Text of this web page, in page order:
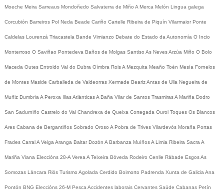
Moeche Meira Sarreaus Mondoñedo Salvaterra de Miño A Merca Melón Lingua galega
Corcubión Barreiros Pol Neda Beade Cariño Cartelle Ribeira de Piquín Vilarmaior Ponte
Caldelas Lourenzá Triacastela Bande Vimianzo Debate do Estado da Autonomía O Incio
Monterroso O Saviñao Pontedeva Baños de Molgas Santiso As NevesArzúa Miño O Bolo
Maceda Outes Entroido Val do Dubra Oímbra RoisA Mezquita Meaño Toén Mesía Fornelos
de Montes Maside Carballeda de Valdeorras Xermade BearizAntas de Ulla Negueira de
Muñiz Dumbría A Peroxa Illas AtlánticasA Baña Vilar de Santos TrasmirasA Mariña Dodro
San Sadurniño Castrelo do Val Chandrexa de Queixa Cortegada Ourol Toques Os Blancos
Ares Cabana de Bergantiños Sobrado Oroso A Pobra de Trives Vilardevós Moraña Portas
Frades CarralA Veiga Aranga Baltar Dozón A Barbanza MuíñosA Limia Ribeira Sacra A
Mariña Viana Eleccións 28-A Verea A Teixeira Bóveda Rodeiro Cenlle Rábade EsgosAs
Somozas Láncara Riós Turismo Agolada Cerdido Boimorto Padrenda Xunta de Galicia Ana
Pontón BNG Eleccións 26-M Pesca Accidentes laborais Cervantes Saúde Cabanas Petín